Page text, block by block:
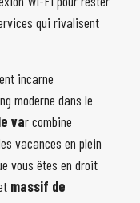
qui rivalisent
incarne
moderne dans le
var combine
vacances en plein
vous êtes en droit
massif de